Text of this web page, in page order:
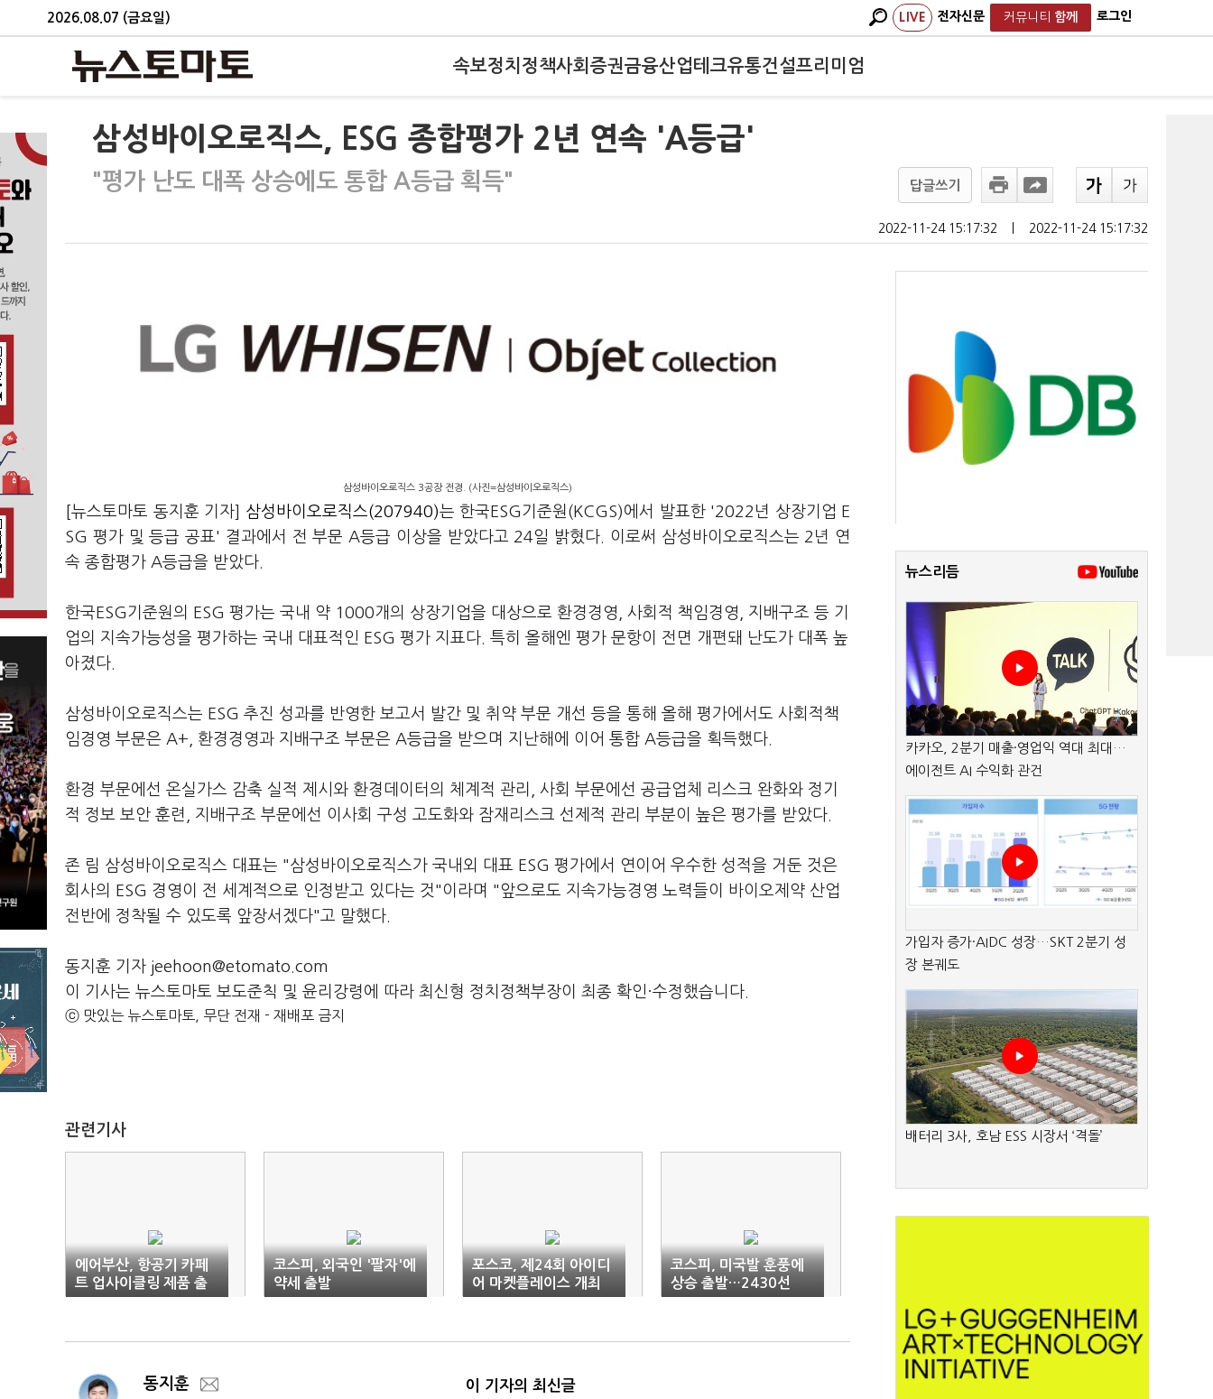
2026.08.07 (금요일) LIVE 전자신문 커뮤니티 함께 로그인
속보정치 정책사회 증권금융산업테크유통건설프리미엄
삼성바이오로직스, ESG 종합평가 2년 연속 'A등급'
"평가 난도 대폭 상승에도 통합 A등급 획득" 답글쓰기
2022-11-24 15:17:32 2022-11-24 15:17:32
삼성바이오로직스 3공장 전경. (사진=삼성바이오로직스)
[뉴스토마토 동지훈 기자] 삼성바이오로직스(207940)는 한국ESG기준원(KCGS)에서 발표한 '2022년 상장기업 E
SG 평가 및 등급 공표' 결과에서 전 부문 A등급 이상을 받았다고 24일 밝혔다. 이로써 삼성바이오로직스는 2년 연
속 종합평가 A등급을 받았다.
한국ESG기준원의 ESG 평가는 국내 약 1000개의 상장기업을 대상으로 환경경영, 사회적 책임경영, 지배구조 등 기
업의 지속가능성을 평가하는 국내 대표적인 ESG 평가 지표다. 특히 올해엔 평가 문항이 전면 개편돼 난도가 대폭 높
아졌다.
삼성바이오로직스는 ESG 추진 성과를 반영한 보고서 발간 및 취약 부문 개선 등을 통해 올해 평가에서도 사회적책
임경영 부문은 A+, 환경경영과 지배구조 부문은 A등급을 받으며 지난해에 이어 통합 A등급을 획득했다.
환경 부문에선 온실가스 감축 실적 제시와 환경데이터의 체계적 관리, 사회 부문에선 공급업체 리스크 완화와 정기
적 정보 보안 훈련, 지배구조 부문에선 이사회 구성 고도화와 잠재리스크 선제적 관리 부분이 높은 평가를 받았다.
존 림 삼성바이오로직스 대표는 "삼성바이오로직스가 국내외 대표 ESG 평가에서 연이어 우수한 성적을 거둔 것은
회사의 ESG 경영이 전 세계적으로 인정받고 있다는 것"이라며 "앞으로도 지속가능경영 노력들이 바이오제약 산업
전반에 정착될 수 있도록 앞장서겠다"고 말했다.
동지훈 기자 jeehoon@etomato.com
이 기사는 뉴스토마토 보도준칙 및 윤리강령에 따라 최신형 정치정책부장이 최종 확인·수정했습니다.
ⓒ 맛있는 뉴스토마토, 무단 전재 - 재배포 금지
관련기사
에어부산, 항공기 카페
트 업사이클링 제품 출
시
코스피, 외국인 '팔자'에
약세 출발
포스코, 제24회 아이디
어 마켓플레이스 개최
코스피, 미국발 훈풍에
상승 출발…2430선
동지훈 이 기자의 최신글
뉴스리듬
카카오, 2분기 매출·영업익 역대 최대…
에이전트 AI 수익화 관건
가입자 증가·AIDC 성장…SKT 2분기 성
장 본궤도
배터리 3사, 호남 ESS 시장서 ‘격돌’